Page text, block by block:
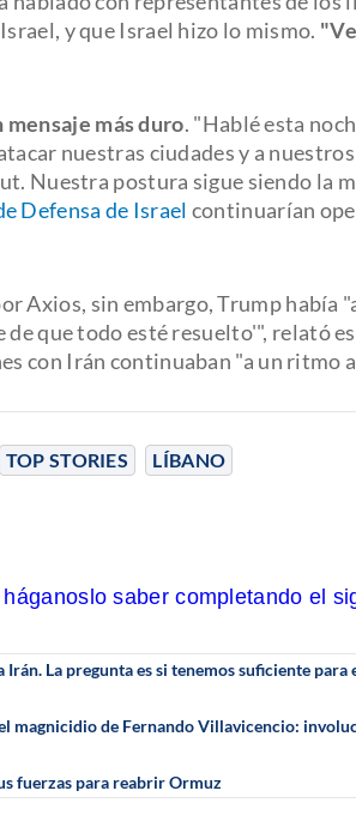
TOP STORIES LÍBANO
y que Israel hizo lo mismo.
más duro. "Hablé esta
nuestras ciudades y a nuestros
Nuestra postura sigue siendo la
Defensa de Israel continuarían
Axios, sin embargo, Trump había
que todo esté resuelto'", relató
con Irán continuaban "a un ritmo
saber completando el
La pregunta es si tenemos suficiente para
magnicidio de Fernando Villavicencio:
fuerzas para reabrir Ormuz